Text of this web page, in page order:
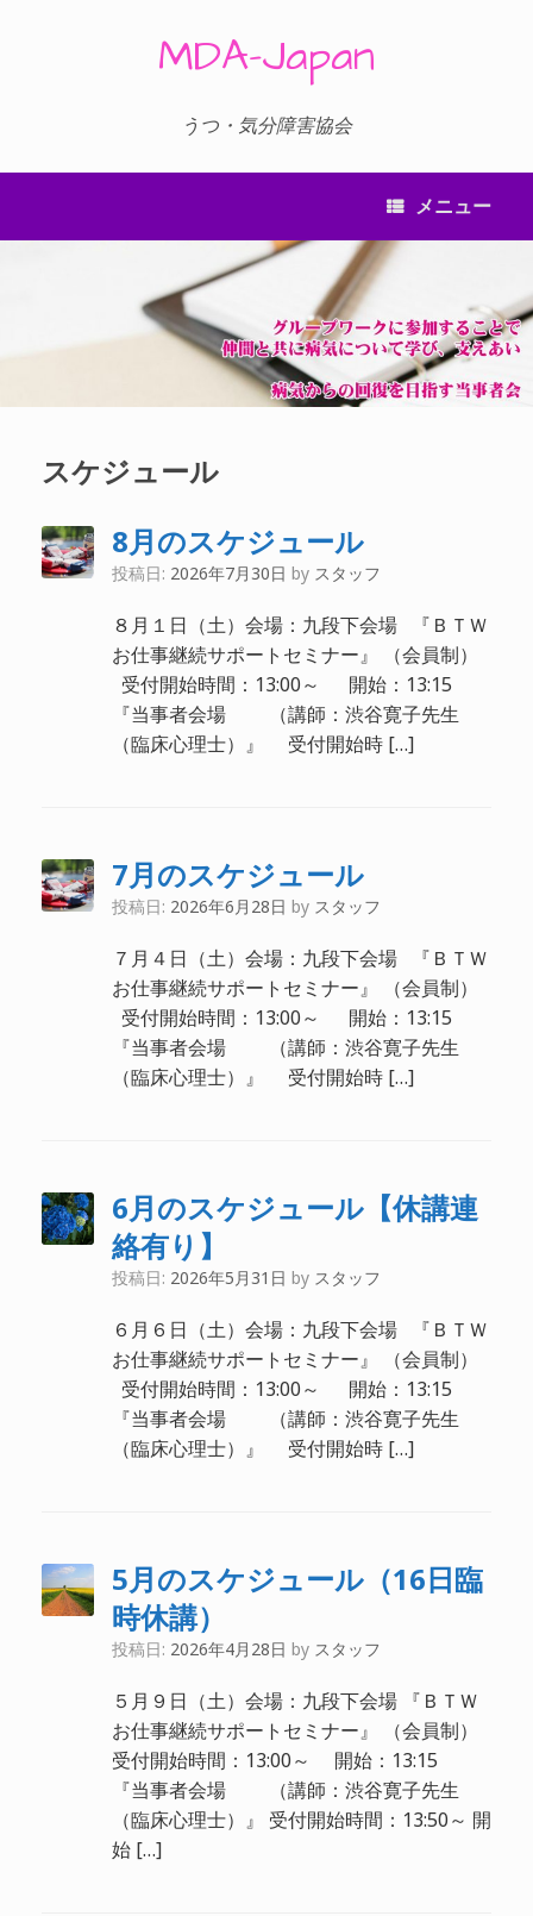
キ
MDA-Japan
うつ・気分障害協会
メニュー
スケジュール
8月のスケジュール
投稿日: 2026年7月30日 by スタッフ
８月１日（土）会場：九段下会場 『ＢＴＷ
お仕事継続サポートセミナー』 （会員制）
受付開始時間：13:00～ 開始：13:15
『当事者会場 （講師：渋谷寛子先生
（臨床心理士）』 受付開始時 […]
7月のスケジュール
投稿日: 2026年6月28日 by スタッフ
７月４日（土）会場：九段下会場 『ＢＴＷ
お仕事継続サポートセミナー』 （会員制）
受付開始時間：13:00～ 開始：13:15
『当事者会場 （講師：渋谷寛子先生
（臨床心理士）』 受付開始時 […]
6月のスケジュール【休講連
絡有り】
投稿日: 2026年5月31日 by スタッフ
６月６日（土）会場：九段下会場 『ＢＴＷ
お仕事継続サポートセミナー』 （会員制）
受付開始時間：13:00～ 開始：13:15
『当事者会場 （講師：渋谷寛子先生
（臨床心理士）』 受付開始時 […]
5月のスケジュール（16日臨
時休講）
投稿日: 2026年4月28日 by スタッフ
５月９日（土）会場：九段下会場 『ＢＴＷ
お仕事継続サポートセミナー』 （会員制）
受付開始時間：13:00～ 開始：13:15
『当事者会場 （講師：渋谷寛子先生
（臨床心理士）』 受付開始時間：13:50～ 開
始 […]